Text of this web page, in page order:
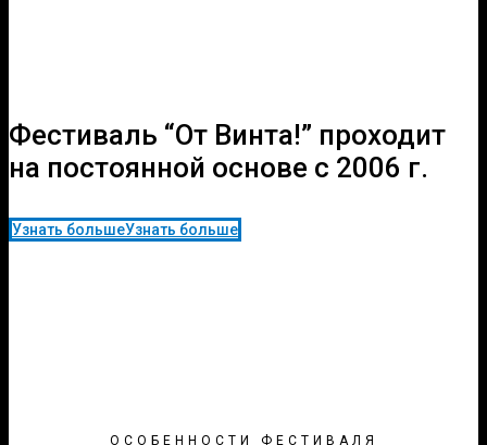
Фестиваль “От Винта!” проходит
на постоянной основе с 2006 г.
Узнать большеУзнать больше
ОСОБЕННОСТИ ФЕСТИВАЛЯ